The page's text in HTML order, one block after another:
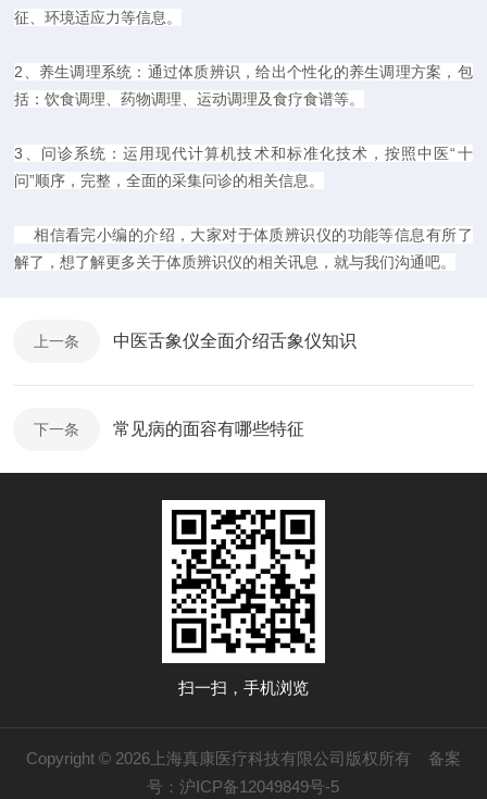
征、环境适应力等信息。
2、养生调理系统：通过体质辨识，给出个性化的养生调理方案，包
括：饮食调理、药物调理、运动调理及食疗食谱等。
3、问诊系统：运用现代计算机技术和标准化技术，按照中医“十
问”顺序，完整，全面的采集问诊的相关信息。
相信看完小编的介绍，大家对于体质辨识仪的功能等信息有所了
解了，想了解更多关于体质辨识仪的相关讯息，就与我们沟通吧。
上一条 中医舌象仪全面介绍舌象仪知识
下一条 常见病的面容有哪些特征
扫一扫，手机浏览
Copyright © 2026上海真康医疗科技有限公司版权所有 备案
号：沪ICP备12049849号-5